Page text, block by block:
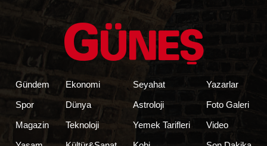
Gündem
Spor
Magazin
Ekonomi
Dünya
Teknoloji
Seyahat
Astroloji
Yemek Tarifleri
Yazarlar
Foto Galeri
Video